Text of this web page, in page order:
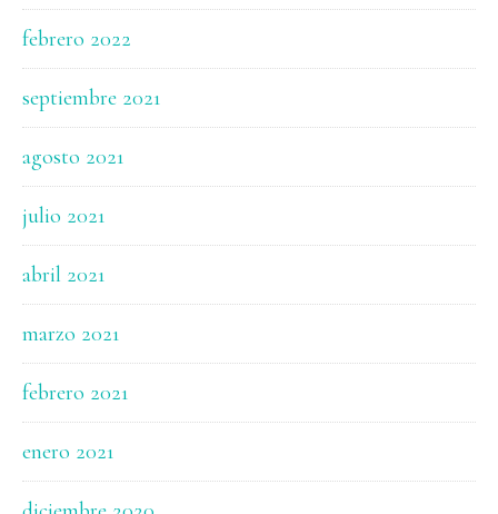
febrero 2022
septiembre 2021
agosto 2021
julio 2021
abril 2021
marzo 2021
febrero 2021
enero 2021